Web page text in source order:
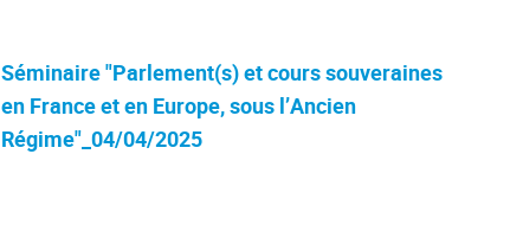
Séminaire "Parlement(s) et cours souveraines
en France et en Europe, sous l’Ancien
Régime"_04/04/2025